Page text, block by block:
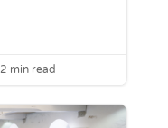
2 min read